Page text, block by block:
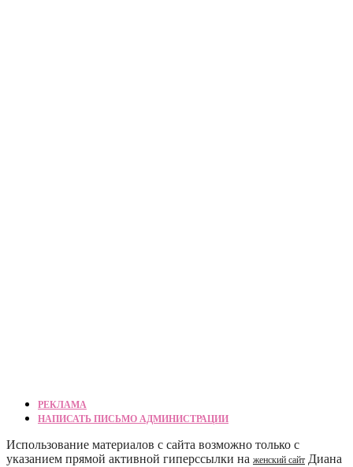
РЕКЛАМА
НАПИСАТЬ ПИСЬМО АДМИНИСТРАЦИИ
Использование материалов с сайта возможно только с
указанием прямой активной гиперссылки на женский сайт Диана